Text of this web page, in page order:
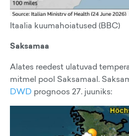
Itaalia kuumahoiatused (BBC)
Saksamaa
Alates reedest ulatuvad
mitmel pool Saksamaal.
DWD prognoos 27. juuniks: